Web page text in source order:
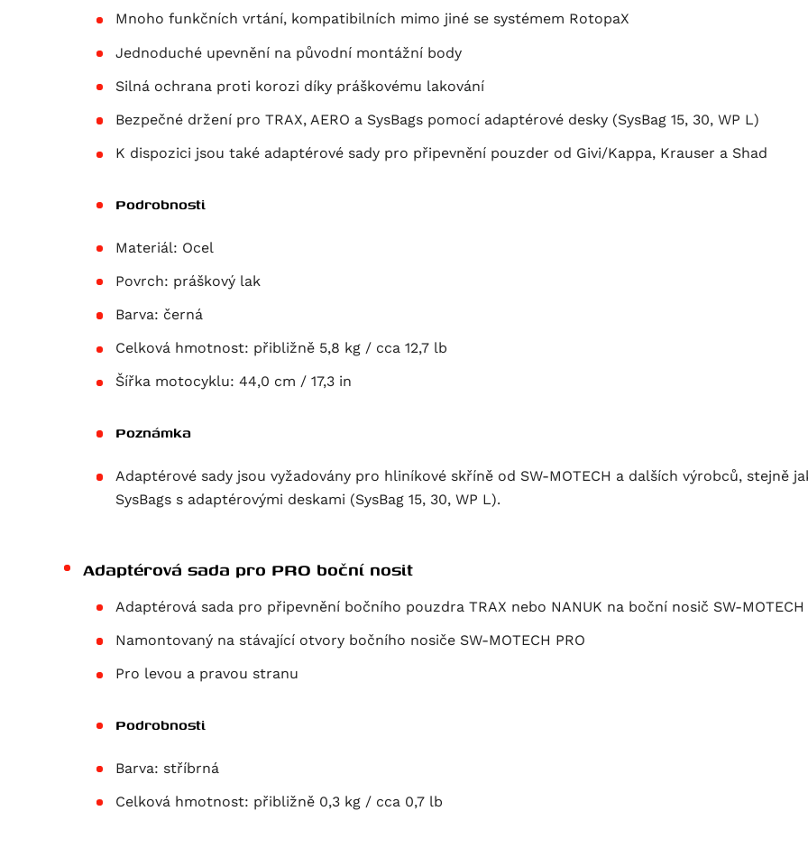
Mnoho funkčních vrtání, kompatibilních mimo jiné se systémem RotopaX
Jednoduché upevnění na původní montážní body
Silná ochrana proti korozi díky práškovému lakování
Bezpečné držení pro TRAX, AERO a SysBags pomocí adaptérové desky (SysBag 15, 30, WP L)
K dispozici jsou také adaptérové sady pro připevnění pouzder od Givi/Kappa, Krauser a Shad
Podrobnosti
Materiál: Ocel
Povrch: práškový lak
Barva: černá
Celková hmotnost: přibližně 5,8 kg / cca 12,7 lb
Šířka motocyklu: 44,0 cm / 17,3 in
Poznámka
Adaptérové sady jsou vyžadovány pro hliníkové skříně od SW-MOTECH a dalších výrobců, stejně
SysBags s adaptérovými deskami (SysBag 15, 30, WP L).
Adaptérová sada pro PRO boční nosit
Adaptérová sada pro připevnění bočního pouzdra TRAX nebo NANUK na boční nosič SW-MOTECH
Namontovaný na stávající otvory bočního nosiče SW-MOTECH PRO
Pro levou a pravou stranu
Podrobnosti
Barva: stříbrná
Celková hmotnost: přibližně 0,3 kg / cca 0,7 lb